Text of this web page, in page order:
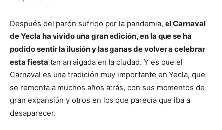
Después del parón sufrido por la pandemia, el Carnaval
de Yecla ha vivido una gran edición, en la que se ha
podido sentir la ilusión y las ganas de volver a celebrar
esta fiesta tan arraigada en la ciudad. Y es que el
Carnaval es una tradición muy importante en Yecla, que
se remonta a muchos años atrás, con sus momentos de
gran expansión y otros en los que parecía que iba a
desaparecer.